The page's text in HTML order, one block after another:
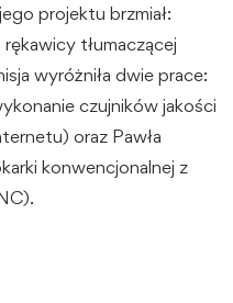
projektu brzmiał:
tłumaczącej
wyróżniła dwie prace:
czujników jakości
oraz Pawła
konwencjonalnej z